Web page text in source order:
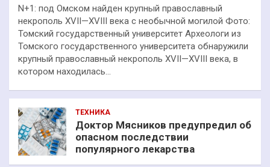
N+1: под Омском найден крупный православный
некрополь XVII—XVIII века с необычной могилой Фото:
Томский государственный университет Археологи из
Томского государственного университета обнаружили
крупный православный некрополь XVII—XVIII века, в
котором находилась…
ТЕХНИКА
Доктор Мясников предупредил об
опасном последствии
популярного лекарства